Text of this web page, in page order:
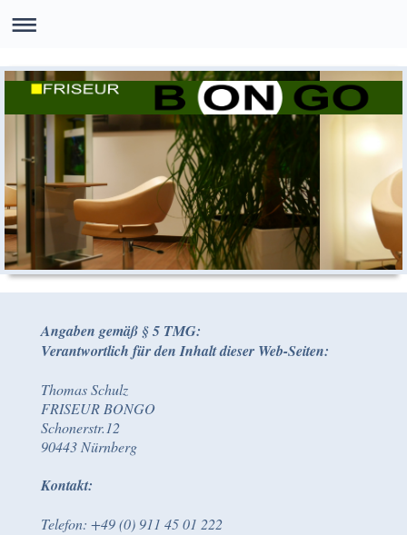
Angaben gemäß § 5 TMG:
Verantwortlich für den Inhalt dieser Web-Seiten:
Thomas Schulz
FRISEUR BONGO
Schonerstr.12
90443 Nürnberg
Kontakt:
Telefon: +49 (0) 911 45 01 222